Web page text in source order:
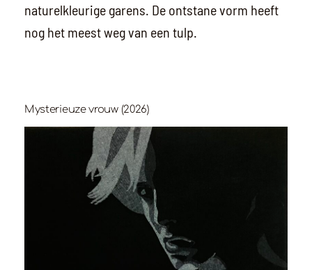
naturelkleurige garens. De ontstane vorm heeft
nog het meest weg van een tulp.
Mysterieuze vrouw (2026)